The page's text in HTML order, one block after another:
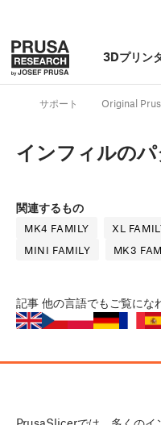
3Dプリン
サポート Original
インフィルの
関連するもの
MK4 FAMILY XL
MINI FAMILY
MK3
記事 他の言語でもご覧にな